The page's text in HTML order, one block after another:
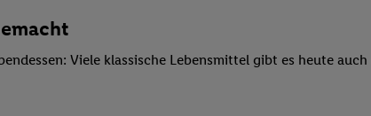
Viele klassische Lebensmittel gibt es heute